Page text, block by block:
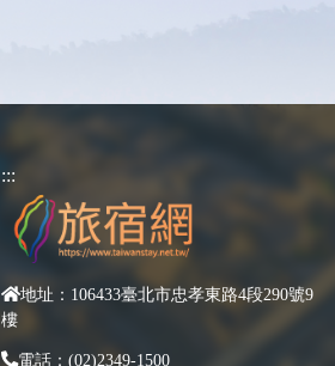
:::
地址：106433臺北市忠孝東路4段290號9
樓
電話：(02)2349-1500